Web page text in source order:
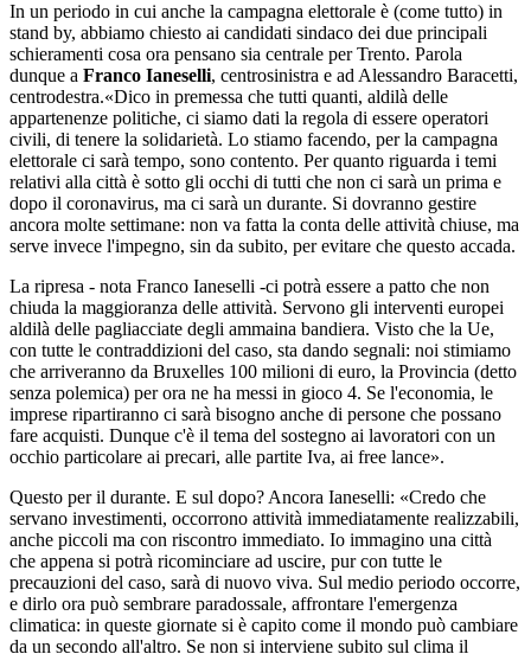
In un periodo in cui anche la campagna elettorale è (come tutto) in
stand by, abbiamo chiesto ai candidati sindaco dei due principali
schieramenti cosa ora pensano sia centrale per Trento. Parola
dunque a Franco Ianeselli, centrosinistra e ad Alessandro Baracetti,
centrodestra.«Dico in premessa che tutti quanti, aldilà delle
appartenenze politiche, ci siamo dati la regola di essere operatori
civili, di tenere la solidarietà. Lo stiamo facendo, per la campagna
elettorale ci sarà tempo, sono contento. Per quanto riguarda i temi
relativi alla città è sotto gli occhi di tutti che non ci sarà un prima e
dopo il coronavirus, ma ci sarà un durante. Si dovranno gestire
ancora molte settimane: non va fatta la conta delle attività chiuse, ma
serve invece l'impegno, sin da subito, per evitare che questo accada.
La ripresa - nota Franco Ianeselli -ci potrà essere a patto che non
chiuda la maggioranza delle attività. Servono gli interventi europei
aldilà delle pagliacciate degli ammaina bandiera. Visto che la Ue,
con tutte le contraddizioni del caso, sta dando segnali: noi stimiamo
che arriveranno da Bruxelles 100 milioni di euro, la Provincia (detto
senza polemica) per ora ne ha messi in gioco 4. Se l'economia, le
imprese ripartiranno ci sarà bisogno anche di persone che possano
fare acquisti. Dunque c'è il tema del sostegno ai lavoratori con un
occhio particolare ai precari, alle partite Iva, ai free lance».
Questo per il durante. E sul dopo? Ancora Ianeselli: «Credo che
servano investimenti, occorrono attività immediatamente realizzabili,
anche piccoli ma con riscontro immediato. Io immagino una città
che appena si potrà ricominciare ad uscire, pur con tutte le
precauzioni del caso, sarà di nuovo viva. Sul medio periodo occorre,
e dirlo ora può sembrare paradossale, affrontare l'emergenza
climatica: in queste giornate si è capito come il mondo può cambiare
da un secondo all'altro. Se non si interviene subito sul clima il